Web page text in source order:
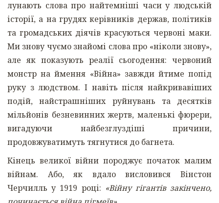
лунають слова про найтемніші часи у людській
історії, а на грудях керівників держав, політиків
та громадських діячів красуються червоні маки.
Ми знову чуємо знайомі слова про «ніколи знову»,
але як показують реалії сьогодення: червоний
монстр на ймення «Війна» завжди йтиме попід
руку з людством. І навіть після найкривавіших
подій, найстрашніших руйнувань та десятків
мільйонів безневинних жертв, маленькі фюрери,
вигадуючи найбезглуздіші причини,
продовжуватимуть тягнутися до багнета.
Кінець великої війни породжує початок малим
війнам. Або, як вдало висловився Вінстон
Черчилль у 1919 році: «Війну гігантів закінчено,